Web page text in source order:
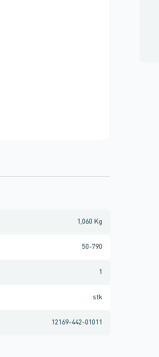
1,060 Kg
50-790
1
stk
12169-442-01011